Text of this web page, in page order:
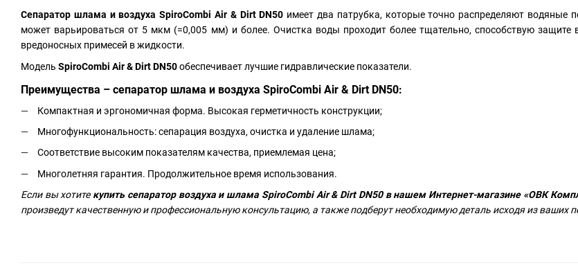
Сепаратор шлама и воздуха SpiroCombi Air & Dirt DN50 имеет два патрубка, которые точно распределяют
может варьироваться от 5 мкм (=0,005 мм) и более. Очистка воды проходит более тщательно, способствую защите
вредоносных примесей в жидкости.
Модель SpiroCombi Air & Dirt DN50обеспечивает лучшие гидравлические показатели.
Преимущества – сепаратор шлама и воздуха SpiroCombi Air & Dirt DN50:
Компактная и эргономичная форма. Высокая герметичность конструкции;
Многофункциональность: сепарация воздуха, очистка и удаление шлама;
Соответствие высоким показателям качества, приемлемая цена;
Многолетняя гарантия. Продолжительное время использования.
Если вы хотите купить сепаратор воздуха и шлама SpiroCombi Air & Dirt DN50 в нашем Интернет-магазине «ОВК
произведут качественную и профессиональную консультацию, а также подберут необходимую деталь исходя из